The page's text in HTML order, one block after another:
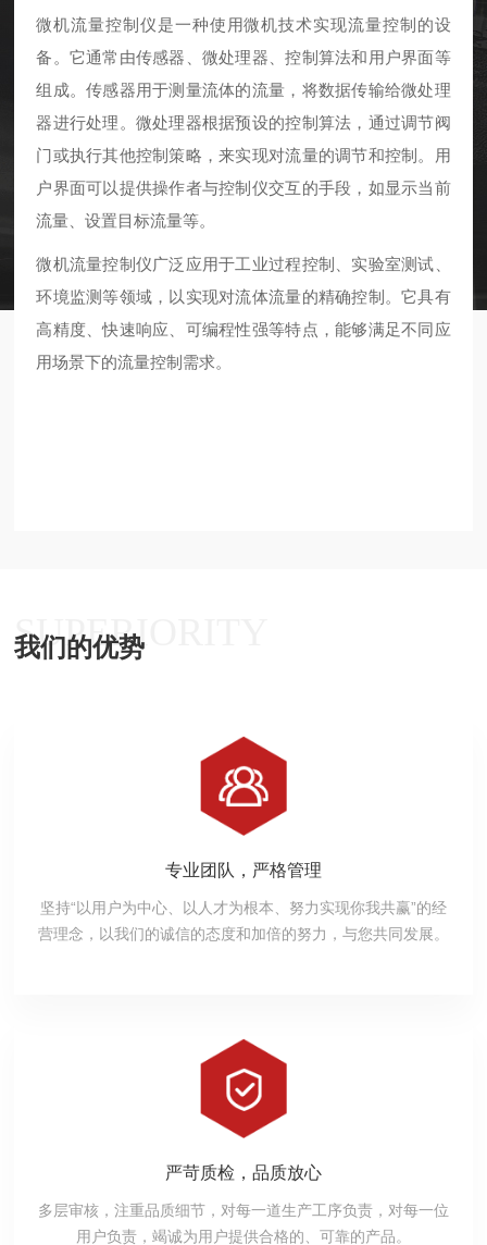
微机流量控制仪是一种使用微机技术实现流量控制的设
备。它通常由传感器、微处理器、控制算法和用户界面等
组成。传感器用于测量流体的流量，将数据传输给微处理
器进行处理。微处理器根据预设的控制算法，通过调节阀
门或执行其他控制策略，来实现对流量的调节和控制。用
户界面可以提供操作者与控制仪交互的手段，如显示当前
流量、设置目标流量等。
微机流量控制仪广泛应用于工业过程控制、实验室测试、
环境监测等领域，以实现对流体流量的精确控制。它具有
高精度、快速响应、可编程性强等特点，能够满足不同应
用场景下的流量控制需求。
SUPERIORITY
我们的优势
专业团队，严格管理
坚持“以用户为中心、以人才为根本、努力实现你我共赢”的经
营理念，以我们的诚信的态度和加倍的努力，与您共同发展。
严苛质检，品质放心
多层审核，注重品质细节，对每一道生产工序负责，对每一位
用户负责，竭诚为用户提供合格的、可靠的产品。